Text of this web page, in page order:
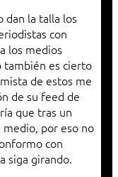
dan la talla los
con
los medios
es cierto
de estos me
de su feed de
que tras un
medio, por eso no
con
siga girando.